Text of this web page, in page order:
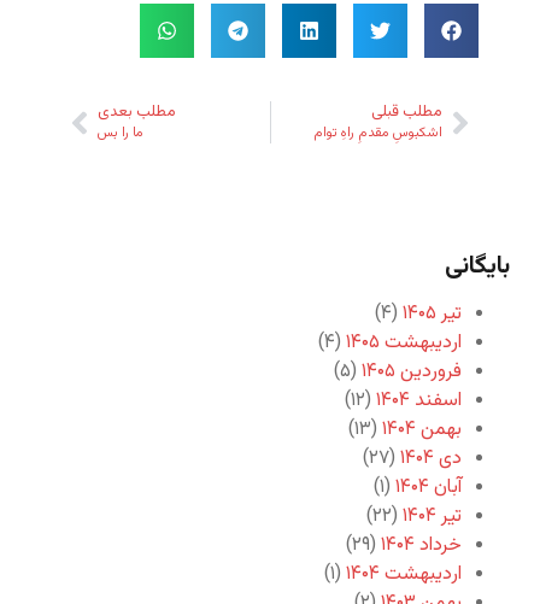
مطلب قبلی
اشکبوسِ مقدمِ راهِ توام
مطلب بعدی
ما را بس
بایگانی
تیر ۱۴۰۵
(۴)
اردیبهشت ۱۴۰۵
(۴)
فروردین ۱۴۰۵
(۵)
اسفند ۱۴۰۴
(۱۲)
بهمن ۱۴۰۴
(۱۳)
دی ۱۴۰۴
(۲۷)
آبان ۱۴۰۴
(۱)
تیر ۱۴۰۴
(۲۲)
خرداد ۱۴۰۴
(۲۹)
اردیبهشت ۱۴۰۴
(۱)